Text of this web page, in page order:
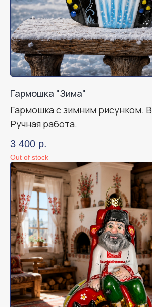
Гармошка "Зима"
Гармошка с зимним рисунком.
Ручная работа.
3 400 р.
Out of stock